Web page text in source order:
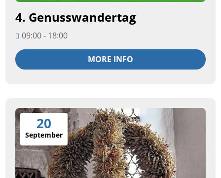
4. Genusswandertag
09:00 - 18:00
MORE INFO
20
September